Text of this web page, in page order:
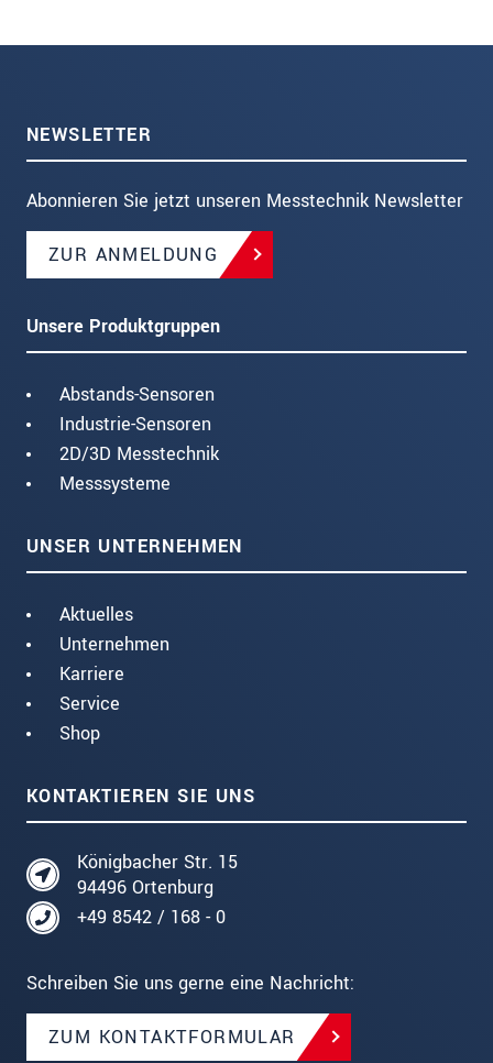
NEWSLETTER
Abonnieren Sie jetzt unseren Messtechnik Newsletter
ZUR ANMELDUNG
Unsere Produktgruppen
Abstands-Sensoren
Industrie-Sensoren
2D/3D Messtechnik
Messsysteme
UNSER UNTERNEHMEN
Aktuelles
Unternehmen
Karriere
Service
Shop
KONTAKTIEREN SIE UNS
Königbacher Str. 15
94496 Ortenburg
+49 8542 / 168 - 0
Schreiben Sie uns gerne eine Nachricht:
ZUM KONTAKTFORMULAR